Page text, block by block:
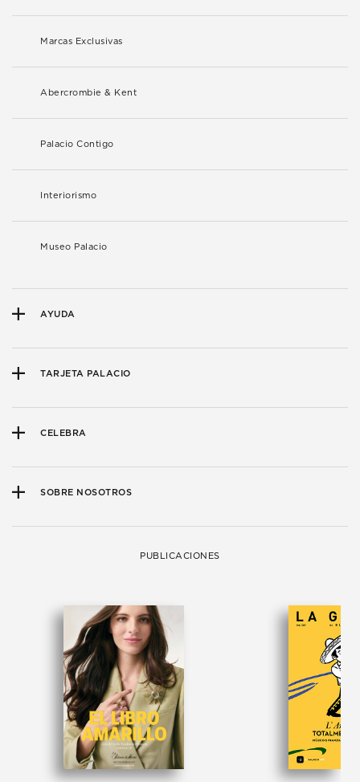
Marcas Exclusivas
Abercrombie & Kent
Palacio Contigo
Interiorismo
Museo Palacio
AYUDA
TARJETA PALACIO
CELEBRA
SOBRE NOSOTROS
PUBLICACIONES